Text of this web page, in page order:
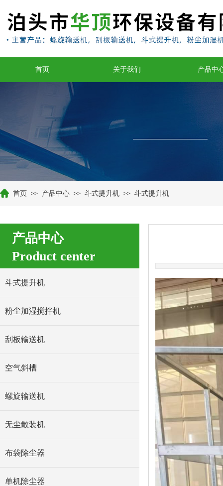
首页 关于我们 产品中
首页 >> 产品中心 >> 斗式提升机 >> 斗式提升机
产品中心
Product center
斗式提升机
粉尘加湿搅拌机
刮板输送机
空气斜槽
螺旋输送机
无尘散装机
布袋除尘器
单机除尘器